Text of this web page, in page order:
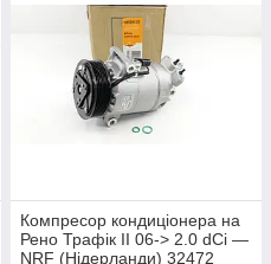
Компресор кондиціонера на
Рено Трафік II 06-> 2.0 dCi —
NRF (Нідерланди) 32472